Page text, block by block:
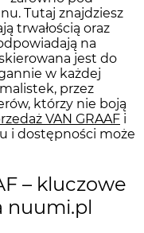
Tutaj znajdziesz
trwałością oraz
na
jest do
w każdej
przez
którzy nie boją
VAN GRAAF i
i dostępności może
– kluczowe
nuumi.pl